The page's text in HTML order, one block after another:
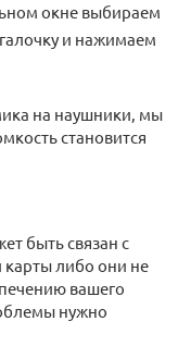
окне выбираем
и нажимаем
на наушники, мы
становится
быть связан с
либо они не
вашего
нужно